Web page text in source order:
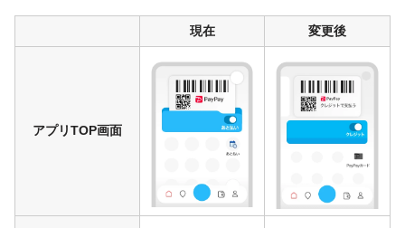
現在 変更後
アプリTOP画面